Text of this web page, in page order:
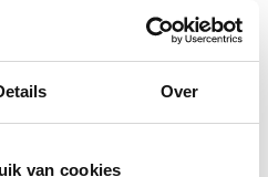
Over
van cookies
op een inspirerende
uit te zoeken wat jou